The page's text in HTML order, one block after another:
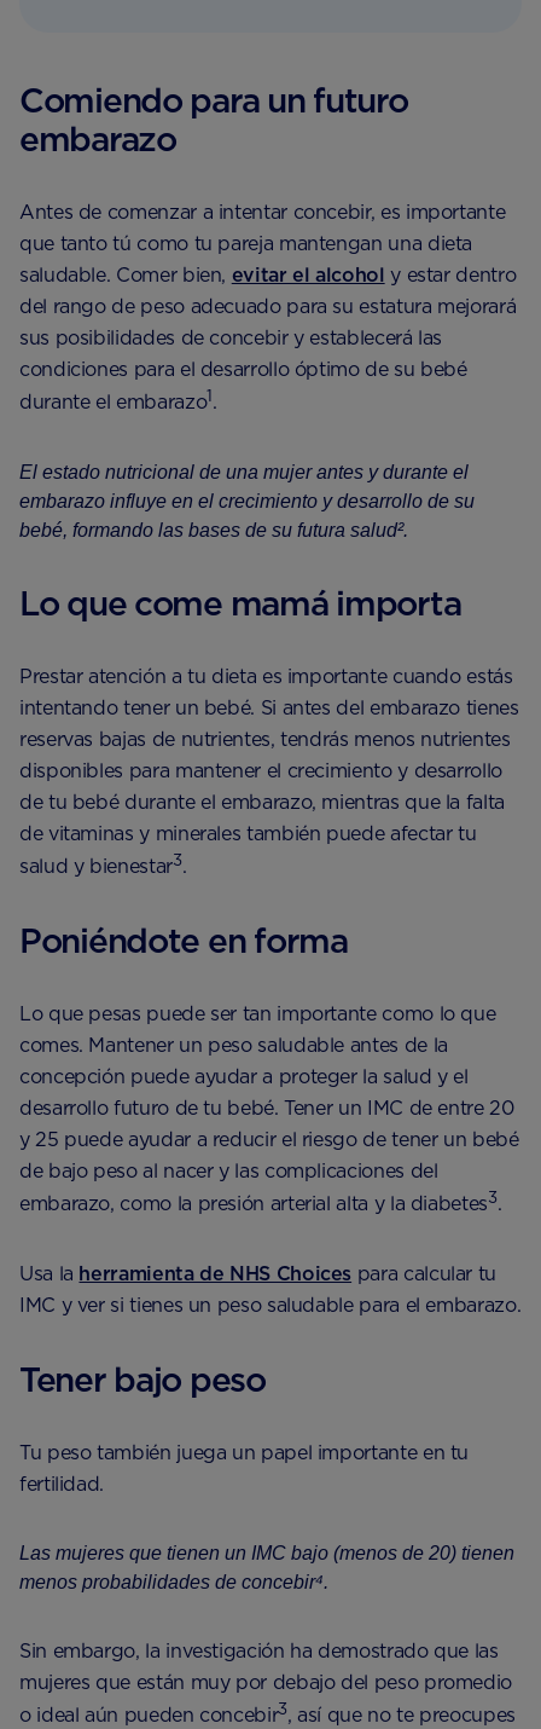
Comiendo para un futuro
embarazo
Antes de comenzar a intentar concebir, es importante
que tanto tú como tu pareja mantengan una dieta
saludable. Comer bien, evitar el alcohol y estar dentro
del rango de peso adecuado para su estatura mejorará
sus posibilidades de concebir y establecerá las
condiciones para el desarrollo óptimo de su bebé
durante el embarazo1.
El estado nutricional de una mujer antes y durante el
embarazo influye en el crecimiento y desarrollo de su
bebé, formando las bases de su futura salud².
Lo que come mamá importa
Prestar atención a tu dieta es importante cuando estás
intentando tener un bebé. Si antes del embarazo tienes
reservas bajas de nutrientes, tendrás menos nutrientes
disponibles para mantener el crecimiento y desarrollo
de tu bebé durante el embarazo, mientras que la falta
de vitaminas y minerales también puede afectar tu
salud y bienestar3.
Poniéndote en forma
Lo que pesas puede ser tan importante como lo que
comes. Mantener un peso saludable antes de la
concepción puede ayudar a proteger la salud y el
desarrollo futuro de tu bebé. Tener un IMC de entre 20
y 25 puede ayudar a reducir el riesgo de tener un bebé
de bajo peso al nacer y las complicaciones del
embarazo, como la presión arterial alta y la diabetes3.
Usa la herramienta de NHS Choices para calcular tu
IMC y ver si tienes un peso saludable para el embarazo.
Tener bajo peso
Tu peso también juega un papel importante en tu
fertilidad.
Las mujeres que tienen un IMC bajo (menos de 20) tienen
menos probabilidades de concebir⁴.
Sin embargo, la investigación ha demostrado que las
mujeres que están muy por debajo del peso promedio
o ideal aún pueden concebir3, así que no te preocupes